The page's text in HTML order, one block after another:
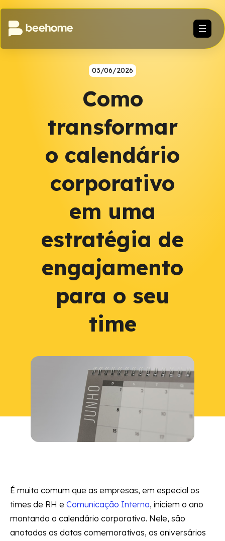
03/06/2026
Como
transformar
o calendário
corporativo
em uma
estratégia de
engajamento
para o seu
time
É muito comum que as empresas, em especial os
times de RH e Comunicação Interna, iniciem o ano
montando o calendário corporativo. Nele, são
anotadas as datas comemorativas, os aniversários